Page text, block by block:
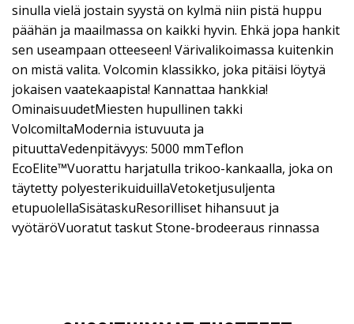
sinulla vielä jostain syystä on kylmä niin pistä huppu
päähän ja maailmassa on kaikki hyvin. Ehkä jopa hankit
sen useampaan otteeseen! Värivalikoimassa kuitenkin
on mistä valita. Volcomin klassikko, joka pitäisi löytyä
jokaisen vaatekaapista! Kannattaa hankkia!
OminaisuudetMiesten hupullinen takki
VolcomiltaModernia istuvuuta ja
pituuttaVedenpitävyys: 5000 mmTeflon
EcoElite™Vuorattu harjatulla trikoo-kankaalla, joka on
täytetty polyesterikuiduillaVetoketjusuljenta
etupuolellaSisätaskuResorilliset hihansuut ja
vyötäröVuoratut taskut Stone-brodeeraus rinnassa